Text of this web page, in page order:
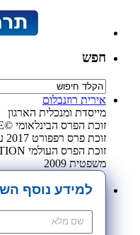
חפש
אירית רוזנבלום
מייסדת ומנכלית הארגון
זוכת הפרס הבינלאומי ©STEVIE לנשים פורצות דרך 2019
זוכת פרס רפפורט 2017 על עשייה נשית פורצת דרך
משפטית 2009
למידע נוסף